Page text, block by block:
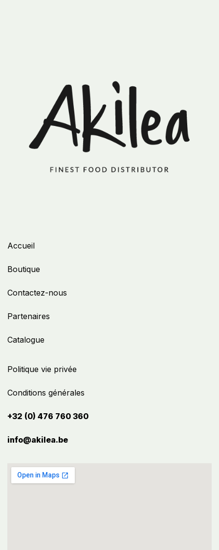
Politique vie privée
Conditions générales
+32 (0) 476 760 360
info@akilea.be​
Accueil
Boutique
Contactez-nous
Partenaires
Catalogue